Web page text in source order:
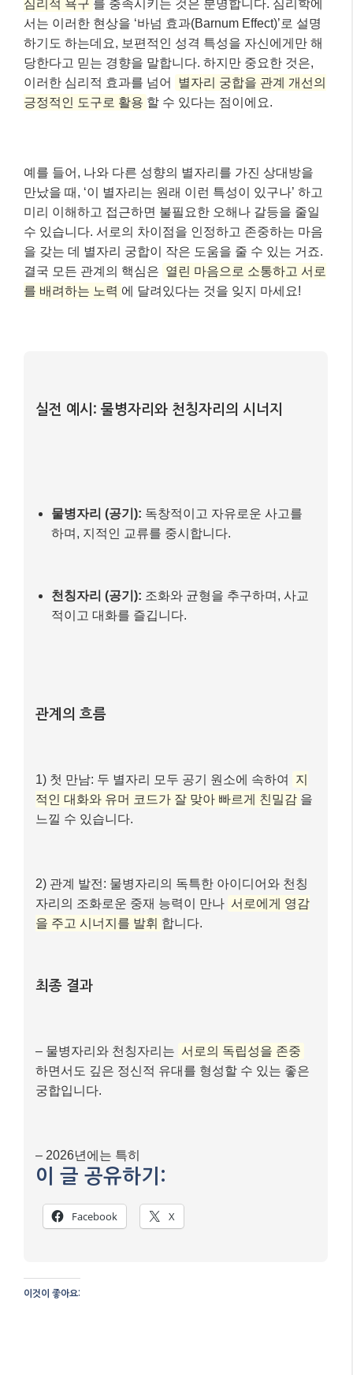
심리적 욕구 를 충족시키는 것은 분명합니다. 심리학에
서는 이러한 현상을 ‘바넘 효과(Barnum Effect)’로 설명
하기도 하는데요, 보편적인 성격 특성을 자신에게만 해
당한다고 믿는 경향을 말합니다. 하지만 중요한 것은,
이러한 심리적 효과를 넘어
별자리 궁합을 관계 개선의
긍정적인 도구로 활용 할 수 있다는 점이에요.
예를 들어, 나와 다른 성향의 별자리를 가진 상대방을
만났을 때, ‘이 별자리는 원래 이런 특성이 있구나’ 하고
미리 이해하고 접근하면 불필요한 오해나 갈등을 줄일
수 있습니다. 서로의 차이점을 인정하고 존중하는 마음
을 갖는 데 별자리 궁합이 작은 도움을 줄 수 있는 거죠.
결국 모든 관계의 핵심은 열린 마음으로 소통하고 서로
를 배려하는 노력 에 달려있다는 것을 잊지 마세요!
실전 예시: 물병자리와 천칭자리의 시너지
물병자리 (공기): 독창적이고 자유로운 사고를
하며, 지적인 교류를 중시합니다.
천칭자리 (공기): 조화와 균형을 추구하며, 사교
적이고 대화를 즐깁니다.
관계의 흐름
1) 첫 만남: 두 별자리 모두 공기 원소에 속하여
지
적인 대화와 유머 코드가 잘 맞아 빠르게 친밀감 을
느낄 수 있습니다.
2) 관계 발전: 물병자리의 독특한 아이디어와 천칭
자리의 조화로운 중재 능력이 만나 서로에게 영감
을 주고 시너지를 발휘 합니다.
최종 결과
– 물병자리와 천칭자리는 서로의 독립성을 존중
하면서도 깊은 정신적 유대를 형성할 수 있는 좋은
궁합입니다.
– 2026년에는 특히
이 글 공유하기:
Facebook X
이것이 좋아요: